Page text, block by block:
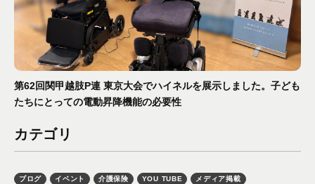
第62回関甲越肢P連 東京大会でハイネルを展示しました。子ども
たちにとっての電動昇降機能の必要性
カテゴリ
ブログ イベント 介護保険 YOU TUBE メディア掲載